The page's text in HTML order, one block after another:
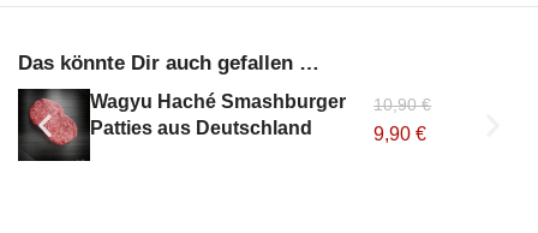
Das könnte Dir auch gefallen …
Wagyu Haché Smashburger
Patties aus Deutschland
10,90€
9,90€